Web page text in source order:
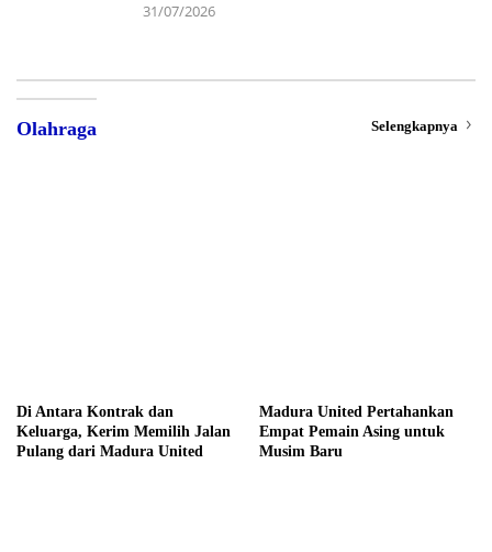
31/07/2026
Olahraga Selengkapnya
Di Antara Kontrak dan
Keluarga, Kerim Memilih Jalan
Pulang dari Madura United
Madura United Pertahankan
Empat Pemain Asing untuk
Musim Baru